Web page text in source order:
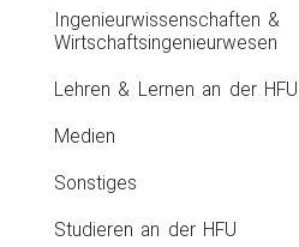
Ingenieurwissenschaften &
Wirtschaftsingenieurwesen
Lehren & Lernen an der HFU
Medien
Sonstiges
Studieren an der HFU